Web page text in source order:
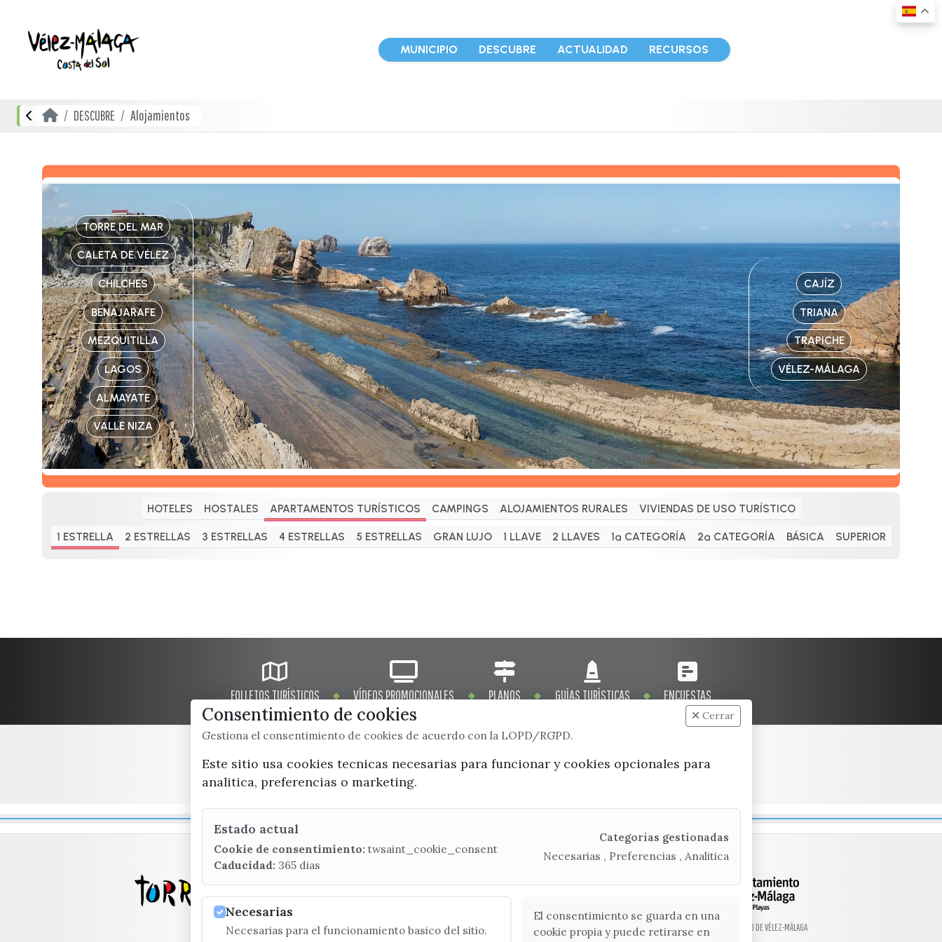
MUNICIPIO DESCUBRE ACTUALIDAD RECURSOS
DESCUBRE Alojamientos
TORRE DEL MAR
CALETA DE VÉLEZ
CHILCHES
BENAJARAFE
MEZQUITILLA
LAGOS
ALMAYATE
VALLE NIZA
CAJÍZ
TRIANA
TRAPICHE
VÉLEZ-MÁLAGA
HOTELES HOSTALES APARTAMENTOS TURÍSTICOS CAMPINGS ALOJAMIENTOS RURALES VIVIENDAS DE USO TURÍSTICO
1 ESTRELLA 2 ESTRELLAS 3 ESTRELLAS 4 ESTRELLAS 5 ESTRELLAS GRAN LUJO 1 LLAVE 2 LLAVES 1ª CATEGORÍA 2ª CATEGORÍA BÁSICA SUPERIOR
FOLLETOS TURÍSTICOS VÍDEOS PROMOCIONALES PLANOS GUÍAS TURÍSTICAS ENCUESTAS
x / twitter
(+34) 952 541 104
C/ Poniente, 2. CP 29740 - Torre del Mar
© EXCMO. AYUNTAMIENTO DE VÉLEZ-MÁLAGA
Consentimiento de cookies
Gestiona el consentimiento de cookies de acuerdo con la LOPD/RGPD.
Cerrar
Este sitio usa cookies tecnicas necesarias para funcionar y cookies opcionales para
analitica, preferencias o marketing.
Estado actual
Cookie de consentimiento: twsaint_cookie_consent
Caducidad: 365 dias
Categorias gestionadas
Necesarias , Preferencias , Analitica
Necesarias
Necesarias para el funcionamiento basico del sitio.
El consentimiento se guarda en una
cookie propia y puede retirarse en